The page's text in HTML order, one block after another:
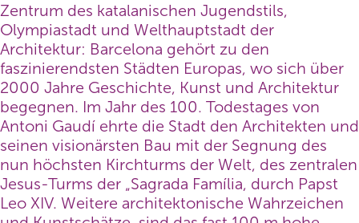
Zentrum des katalanischen Jugendstils,
Olympiastadt und Welthauptstadt der
Architektur: Barcelona gehört zu den
faszinierendsten Städten Europas, wo sich über
2000 Jahre Geschichte, Kunst und Architektur
begegnen. Im Jahr des 100. Todestages von
Antoni Gaudí ehrte die Stadt den Architekten und
seinen visionärsten Bau mit der Segnung des
nun höchsten Kirchturms der Welt, des zentralen
Jesus-Turms der „Sagrada Família, durch Papst
Leo XIV. Weitere architektonische Wahrzeichen